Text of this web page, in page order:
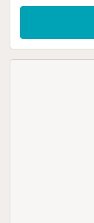
relaxarem ao final
velocidade,
condicionado na
disponível